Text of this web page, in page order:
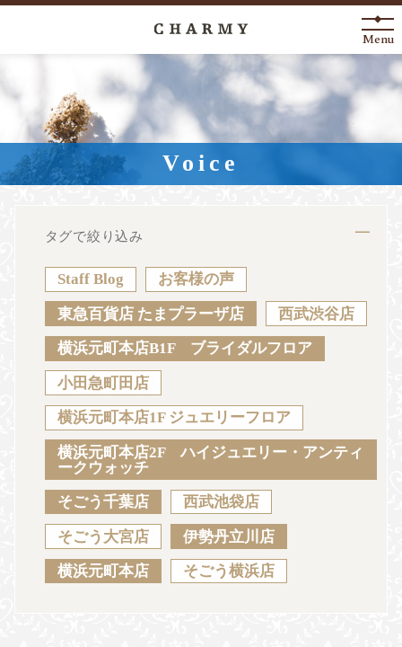
New Arrival
About
Engagement Ring
Anniversary
News Blog
Sustainability Voice Catalog
JA EN CH KO
Menu
Voice
タグで絞り込み
Staff Blog お客様の声
東急百貨店 たまプラーザ店 西武渋谷店
横浜元町本店B1F ブライダルフロア
小田急町田店
横浜元町本店1F ジュエリーフロア
横浜元町本店2F ハイジュエリー・アンティ
ークウォッチ
そごう千葉店 西武池袋店
そごう大宮店 伊勢丹立川店
横浜元町本店 そごう横浜店